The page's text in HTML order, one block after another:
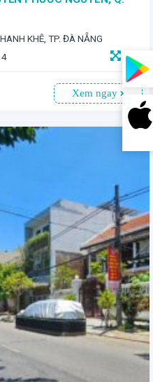
KHÊ, TP. ĐÀ NẴNG
4 67
Xem ngay